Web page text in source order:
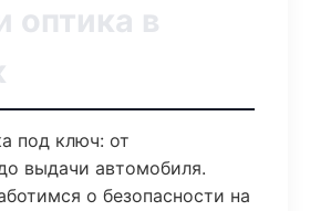
оптика в
под ключ: от
выдачи автомобиля.
о безопасности на